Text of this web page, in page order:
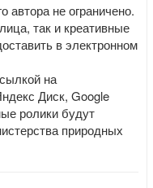
автора не ограничено.
так и креативные
в электронном
на
Диск, Google
ролики будут
природных